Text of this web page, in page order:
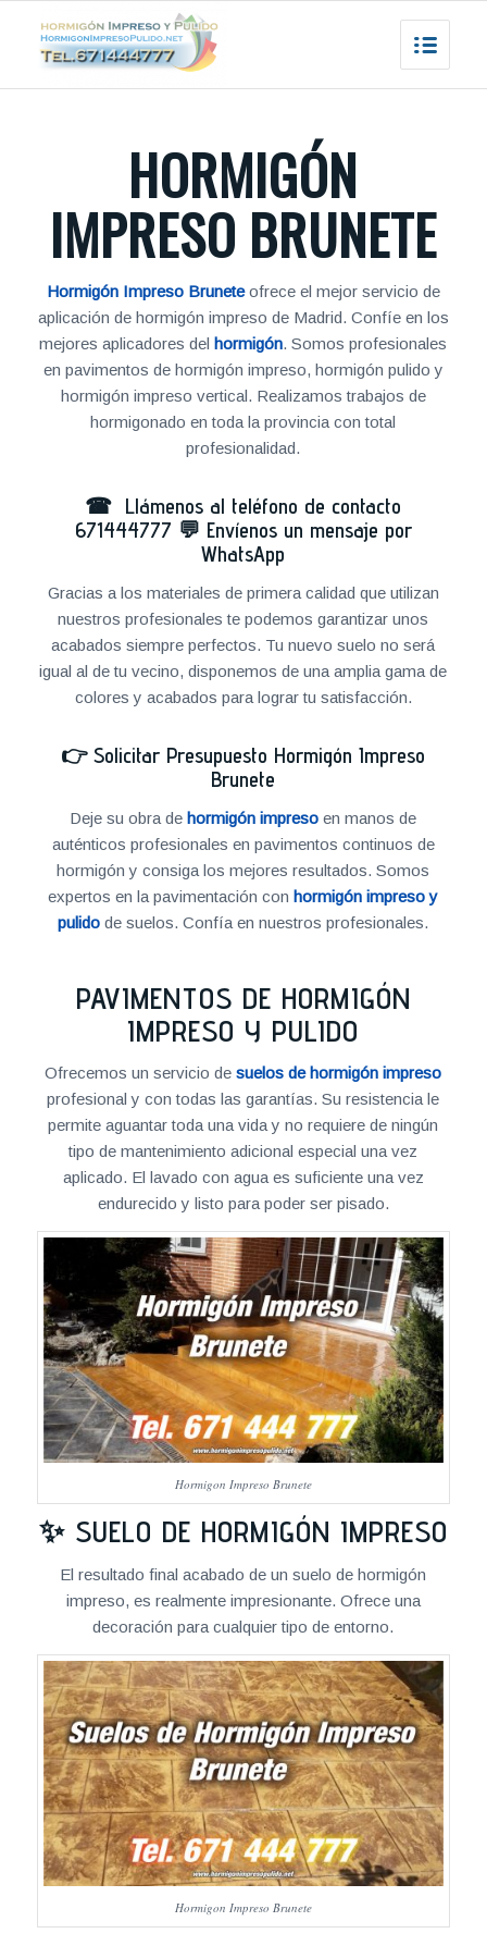
HORMIGÓN
IMPRESO BRUNETE
Hormigón Impreso Bruneteofrece el mejor servicio de
aplicación de hormigón impreso de Madrid. Confíe en los
mejores aplicadores delhormigón. Somos profesionales
en pavimentos de hormigón impreso, hormigón pulido y
hormigón impreso vertical. Realizamos trabajos de
hormigonado en toda la provincia con total
profesionalidad.
☎ Llámenos al teléfono de contacto
671444777 💬 Envíenos un mensaje por
WhatsApp
Gracias a los materiales de primera calidad que utilizan
nuestros profesionales te podemos garantizar unos
acabados siempre perfectos. Tu nuevo suelo no será
igual al de tu vecino, disponemos de una amplia gama de
colores y acabados para lograr tu satisfacción.
👉Solicitar Presupuesto Hormigón Impreso
Brunete
Deje su obra dehormigón impreso en manos de
auténticos profesionales en pavimentos continuos de
hormigón y consiga los mejores resultados. Somos
expertos en la pavimentación conhormigón impreso y
pulido de suelos. Confía en nuestros profesionales.
PAVIMENTOS DE HORMIGÓN
IMPRESO Y PULIDO
Ofrecemos un servicio desuelos de hormigón impreso
profesional y con todas las garantías. Su resistencia le
permite aguantar toda una vida y no requiere de ningún
tipo de mantenimiento adicional especial una vez
aplicado. El lavado con agua es suficiente una vez
endurecido y listo para poder ser pisado.
Hormigon Impreso Brunete
✨ SUELO DE HORMIGÓN IMPRESO
El resultado final acabado de un suelo de hormigón
impreso, es realmente impresionante. Ofrece una
decoración para cualquier tipo de entorno.
Hormigon Impreso Brunete